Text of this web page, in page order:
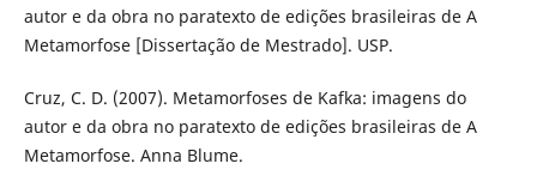
autor e da obra no paratexto de edições brasileiras de A
Metamorfose [Dissertação de Mestrado]. USP.
Cruz, C. D. (2007). Metamorfoses de Kafka: imagens do
autor e da obra no paratexto de edições brasileiras de A
Metamorfose. Anna Blume.